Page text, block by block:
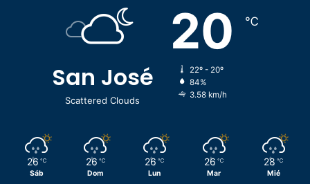
San José
Scattered Clouds
20 ℃
22º - 20º
84%
3.58 km/h
26 ℃
Sáb
26 ℃
Dom
26 ℃
Lun
26 ℃
Mar
28 ℃
Mié